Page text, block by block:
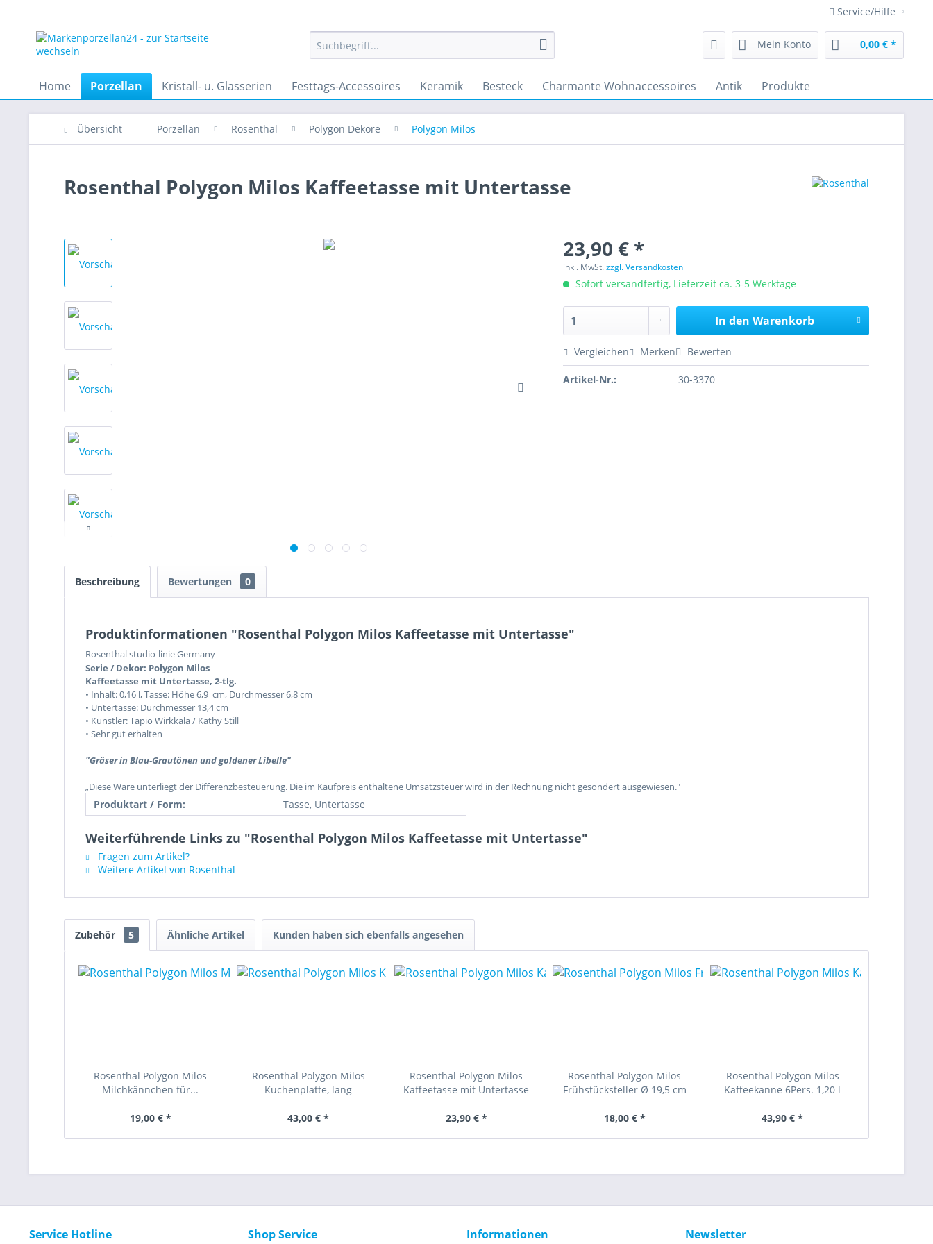
Service/Hilfe
Mein Konto 0,00 € *
Home Porzellan Kristall- u. Glasserien Festtags-Accessoires Keramik Besteck Charmante Wohnaccessoires Antik Produkte
Übersicht Porzellan Rosenthal Polygon Dekore Polygon Milos
Rosenthal Polygon Milos Kaffeetasse mit Untertasse
23,90 € *
inkl. MwSt.zzgl. Versandkosten
Sofort versandfertig, Lieferzeit ca. 3-5 Werktage
In den Warenkorb
Vergleichen Merken Bewerten
Artikel-Nr.: 30-3370
Beschreibung Bewertungen 0
Produktinformationen "Rosenthal Polygon Milos Kaffeetasse mit Untertasse"
Rosenthal studio-linie Germany
Serie / Dekor: Polygon Milos
Kaffeetasse mit Untertasse, 2-tlg.
• Inhalt: 0,16 l,Tasse: Höhe 6,9 cm, Durchmesser 6,8 cm
• Untertasse: Durchmesser 13,4 cm
• Künstler: Tapio Wirkkala/ Kathy Still
• Sehr gut erhalten
"Gräser in Blau-Grautönen und goldener Libelle"
„Diese Ware unterliegt der Differenzbesteuerung. Die im Kaufpreis enthaltene Umsatzsteuer wird in der Rechnung nicht gesondert ausgewiesen."
Produktart / Form: Tasse, Untertasse
Weiterführende Links zu "Rosenthal Polygon Milos Kaffeetasse mit Untertasse"
Fragen zum Artikel?
Weitere Artikel von Rosenthal
Zubehör 5 Ähnliche Artikel Kunden haben sich ebenfalls angesehen
Rosenthal Polygon Milos
Milchkännchen für...
19,00 € *
Rosenthal Polygon Milos
Kuchenplatte, lang
43,00 € *
Rosenthal Polygon Milos
Kaffeetasse mit Untertasse
23,90 € *
Rosenthal Polygon Milos
Frühstücksteller Ø 19,5 cm
18,00 € *
Rosenthal Polygon Milos
Kaffeekanne 6Pers. 1,20 l
43,90 € *
Service Hotline Shop Service Informationen Newsletter